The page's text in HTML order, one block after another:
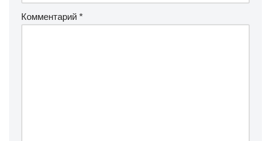
Комментарий *